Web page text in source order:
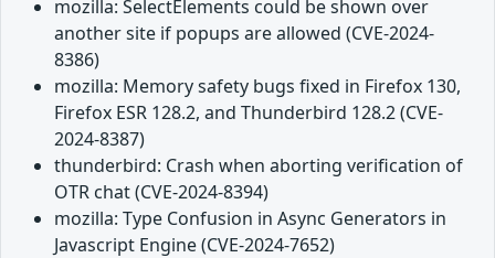
mozilla: SelectElements could be shown over
another site if popups are allowed (CVE-2024-
8386)
mozilla: Memory safety bugs fixed in Firefox 130,
Firefox ESR 128.2, and Thunderbird 128.2 (CVE-
2024-8387)
thunderbird: Crash when aborting verification of
OTR chat (CVE-2024-8394)
mozilla: Type Confusion in Async Generators in
Javascript Engine (CVE-2024-7652)